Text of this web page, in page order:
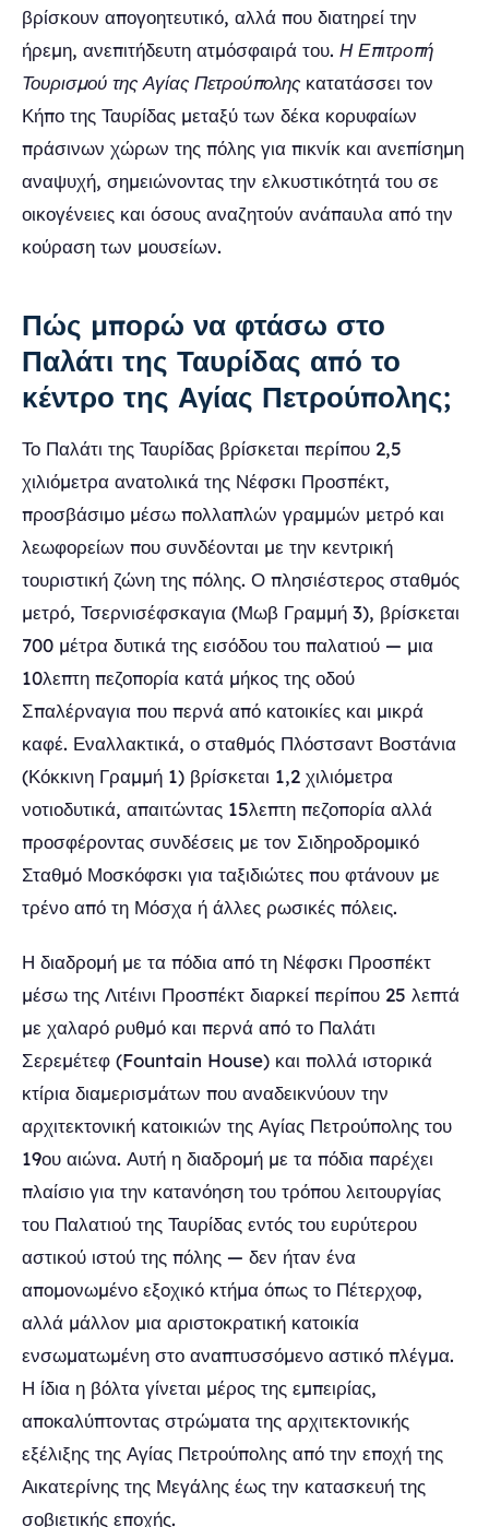
βρίσκουν απογοητευτικό, αλλά που διατηρεί την
ήρεμη, ανεπιτήδευτη ατμόσφαιρά του. Η Επιτροπή
Τουρισμού της Αγίας Πετρούπολης κατατάσσει τον
Κήπο της Ταυρίδας μεταξύ των δέκα κορυφαίων
πράσινων χώρων της πόλης για πικνίκ και ανεπίσημη
αναψυχή, σημειώνοντας την ελκυστικότητά του σε
οικογένειες και όσους αναζητούν ανάπαυλα από την
κούραση των μουσείων.
Πώς μπορώ να φτάσω στο
Παλάτι της Ταυρίδας από το
κέντρο της Αγίας Πετρούπολης;
Το Παλάτι της Ταυρίδας βρίσκεται περίπου 2,5
χιλιόμετρα ανατολικά της Νέφσκι Προσπέκτ,
προσβάσιμο μέσω πολλαπλών γραμμών μετρό και
λεωφορείων που συνδέονται με την κεντρική
τουριστική ζώνη της πόλης. Ο πλησιέστερος σταθμός
μετρό, Τσερνισέφσκαγια (Μωβ Γραμμή 3), βρίσκεται
700 μέτρα δυτικά της εισόδου του παλατιού — μια
10λεπτη πεζοπορία κατά μήκος της οδού
Σπαλέρναγια που περνά από κατοικίες και μικρά
καφέ. Εναλλακτικά, ο σταθμός Πλόστσαντ Βοστάνια
(Κόκκινη Γραμμή 1) βρίσκεται 1,2 χιλιόμετρα
νοτιοδυτικά, απαιτώντας 15λεπτη πεζοπορία αλλά
προσφέροντας συνδέσεις με τον Σιδηροδρομικό
Σταθμό Μοσκόφσκι για ταξιδιώτες που φτάνουν με
τρένο από τη Μόσχα ή άλλες ρωσικές πόλεις.
Η διαδρομή με τα πόδια από τη Νέφσκι Προσπέκτ
μέσω της Λιτέινι Προσπέκτ διαρκεί περίπου 25 λεπτά
με χαλαρό ρυθμό και περνά από το Παλάτι
Σερεμέτεφ (Fountain House) και πολλά ιστορικά
κτίρια διαμερισμάτων που αναδεικνύουν την
αρχιτεκτονική κατοικιών της Αγίας Πετρούπολης του
19ου αιώνα. Αυτή η διαδρομή με τα πόδια παρέχει
πλαίσιο για την κατανόηση του τρόπου λειτουργίας
του Παλατιού της Ταυρίδας εντός του ευρύτερου
αστικού ιστού της πόλης — δεν ήταν ένα
απομονωμένο εξοχικό κτήμα όπως το Πέτερχοφ,
αλλά μάλλον μια αριστοκρατική κατοικία
ενσωματωμένη στο αναπτυσσόμενο αστικό πλέγμα.
Η ίδια η βόλτα γίνεται μέρος της εμπειρίας,
αποκαλύπτοντας στρώματα της αρχιτεκτονικής
εξέλιξης της Αγίας Πετρούπολης από την εποχή της
Αικατερίνης της Μεγάλης έως την κατασκευή της
σοβιετικής εποχής.